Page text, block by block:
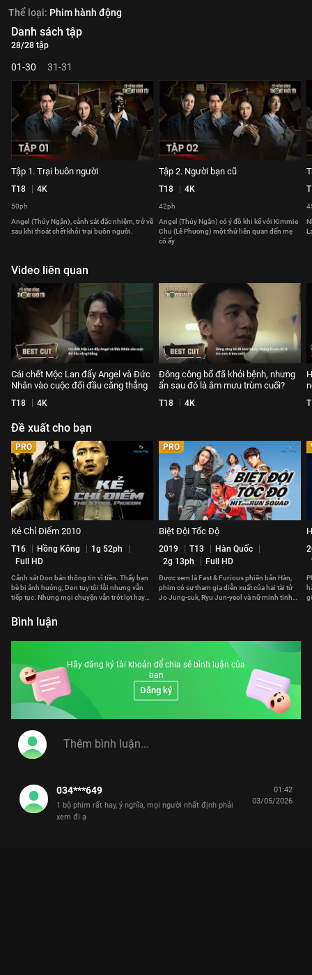
Thể loại: Phim hành động
Danh sách tập
28/28 tập
01-30 31-31
Tập 1. Trại buôn người
T18 4K
50ph
Angel (Thúy Ngân), cảnh sát đặc nhiệm, trở về
sau khi thoát chết khỏi trại buôn người.
Tập 2. Người bạn cũ
T18 4K
42ph
Angel (Thúy Ngân) có ý đồ khi kể với Kimmie
Chu (Lê Phương) một thứ liên quan đến mẹ
cô ấy
Video liên quan
Cái chết Mộc Lan đẩy Angel và Đức
Nhân vào cuộc đối đầu căng thẳng
T18 4K
Đông công bố đã khỏi bệnh, nhưng
ẩn sau đó là âm mưu trùm cuối?
T18 4K
Đề xuất cho bạn
PRO
Kẻ Chỉ Điểm 2010
T16 Hồng Kông
1g 52ph
Full HD
Cảnh sát Don bán thông tin vì tiền. Thấy bạn
bè bị ảnh hưởng, Don tuy tội lỗi nhưng vẫn
tiếp tục. Nhưng mọi chuyện vẫn trót lọt hay
PRO
Biệt Đội Tốc Độ
2019 T13
Hàn Quốc
2g 13ph
Full HD
Được xem là Fast & Furious phiên bản Hàn,
phim có sự tham gia diễn xuất của hai tài tử
Jo Jung-suk, Ryu Jun-yeol và nữ minh tinh
Bình luận
Hãy đăng ký tài khoản để chia sẻ bình luận của
bạn
Đăng ký
034***649
1 bộ phim rất hay, ý nghĩa, mọi người nhất định phải
xem đi ạ
01:42
03/05/2026